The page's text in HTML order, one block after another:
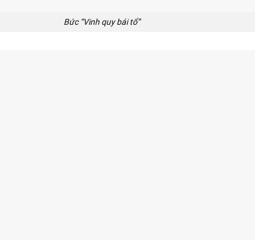
Bức “Vinh quy bái tổ”